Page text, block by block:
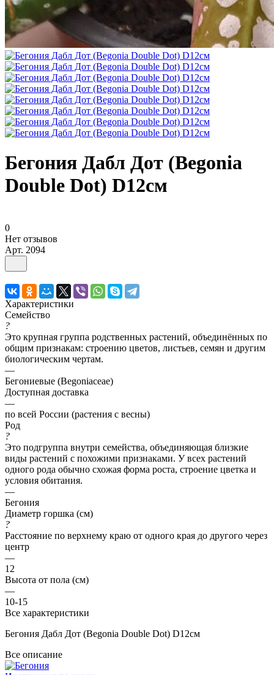
Бегония Дабл Дот (Begonia
Double Dot) D12см
0
Нет отзывов
Арт. 2094
Характеристики
Семейство
?
Это крупная группа родственных растений, объединённых по
общим признакам: строению цветов, листьев, семян и другим
биологическим чертам.
—
Бегониевые (Begoniaceae)
Доступная доставка
—
по всей России (растения с весны)
Род
?
Это подгруппа внутри семейства, объединяющая близкие
виды растений с похожими признаками. У всех растений
одного рода обычно схожая форма роста, строение цветка и
условия обитания.
—
Бегония
Диаметр горшка (см)
?
Расстояние по верхнему краю от одного края до другого через
центр
—
12
Высота от пола (см)
—
10-15
Все характеристики
Бегония Дабл Дот (Begonia Double Dot) D12см
Все описание